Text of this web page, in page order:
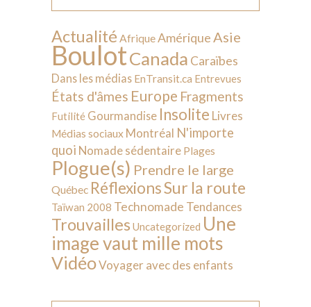
Actualité AfriqueAmérique Asie
BoulotCanada Caraïbes
Dans les médias EnTransit.ca Entrevues
États d'âmes Europe Fragments
Futilité Gourmandise Insolite Livres
Médias sociaux Montréal N'importe
quoi Nomade sédentaire Plages
Plogue(s) Prendre le large
Québec RéflexionsSur la route
Taïwan 2008 Technomade Tendances
Trouvailles Uncategorized Une
image vaut mille mots
VidéoVoyager avec des enfants